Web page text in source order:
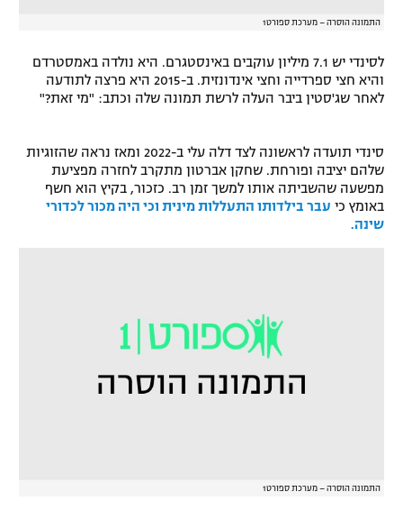
התמונה הוסרה – מערכת ספורט1
לסינדי יש 7.1 מיליון עוקבים באינסטגרם. היא נולדה באמסטרדם
והיא חצי ספרדייה וחצי אינדונזית. ב-2015 היא פרצה לתודעה
לאחר שג'סטין ביבר העלה לרשת תמונה שלה וכתב: "מי זאת?"
סינדי תועדה לראשונה לצד דלה עלי ב-2022 ומאז נראה שהזוגיות
שלהם יציבה ופורחת. שחקן אברטון מתקרב לחזרה מפציעת
מפשעה שהשביתה אותו למשך זמן רב. כזכור, בקיץ הוא חשף
באומץ כי עבר בילדותו התעללות מינית וכי היה מכור לכדורי
שינה.
התמונה הוסרה – מערכת ספורט1